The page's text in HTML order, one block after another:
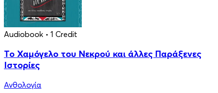
Audiobook • 1 Credit
Το Χαμόγελο του Νεκρού και άλλες Παράξενες
Ιστορίες
Ανθολογία